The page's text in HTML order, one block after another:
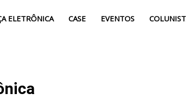
ELETRÔNICA CASE EVENTOS